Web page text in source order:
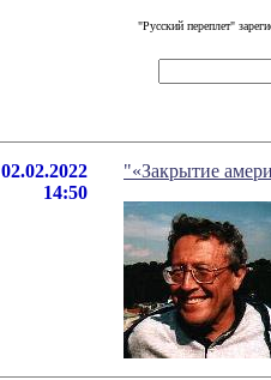
"Русский переплет"
02.02.2022
14:50
"«Закрытие